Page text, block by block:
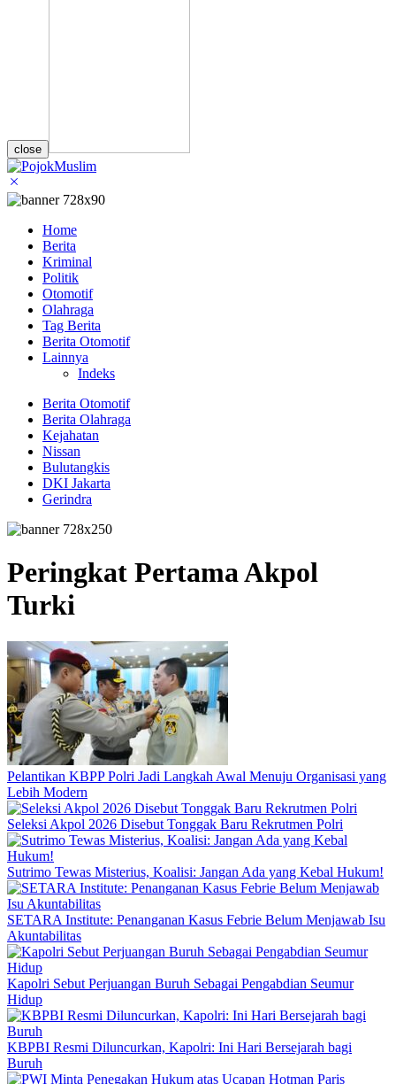
close
Home
Berita
Kriminal
Politik
Otomotif
Olahraga
Tag Berita
Berita Otomotif
Lainnya
Indeks
Berita Otomotif
Berita Olahraga
Kejahatan
Nissan
Bulutangkis
DKI Jakarta
Gerindra
Peringkat Pertama Akpol
Turki
Pelantikan KBPP Polri Jadi Langkah Awal Menuju Organisasi yang
Lebih Modern
Seleksi Akpol 2026 Disebut Tonggak Baru Rekrutmen Polri
Sutrimo Tewas Misterius, Koalisi: Jangan Ada yang Kebal Hukum!
SETARA Institute: Penanganan Kasus Febrie Belum Menjawab Isu
Akuntabilitas
Kapolri Sebut Perjuangan Buruh Sebagai Pengabdian Seumur
Hidup
KBPBI Resmi Diluncurkan, Kapolri: Ini Hari Bersejarah bagi
Buruh